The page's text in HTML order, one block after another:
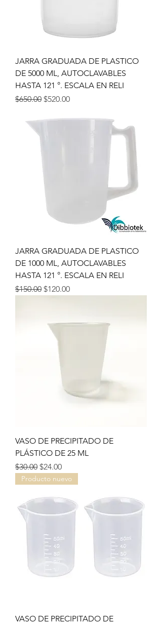
JARRA GRADUADA DE PLASTICO
DE 5000 ML, AUTOCLAVABLES
HASTA 121 °. ESCALA EN RELI
Precio
$650.00 Precio de oferta
$520.00
JARRA GRADUADA DE PLASTICO
DE 1000 ML, AUTOCLAVABLES
HASTA 121 °. ESCALA EN RELI
Precio
$150.00 Precio de oferta
$120.00
VASO DE PRECIPITADO DE
PLÁSTICO DE 25 ML
Precio
$30.00 Precio de oferta
$24.00
Producto nuevo
VASO DE PRECIPITADO DE